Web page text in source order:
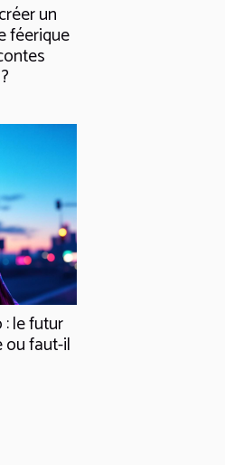
un
féerique
le futur
ou faut-il